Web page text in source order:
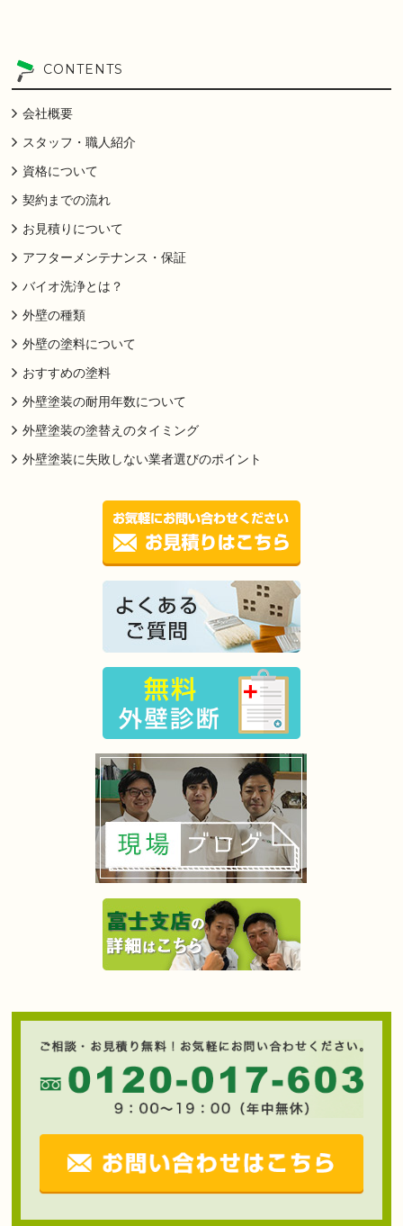
CONTENTS
会社概要
スタッフ・職人紹介
資格について
契約までの流れ
お見積りについて
アフターメンテナンス・保証
バイオ洗浄とは？
外壁の種類
外壁の塗料について
おすすめの塗料
外壁塗装の耐用年数について
外壁塗装の塗替えのタイミング
外壁塗装に失敗しない業者選びのポイント